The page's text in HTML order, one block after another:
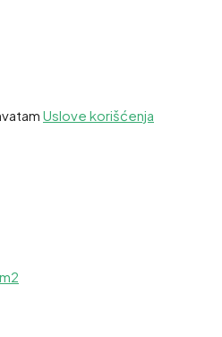
Uslove korišćenja